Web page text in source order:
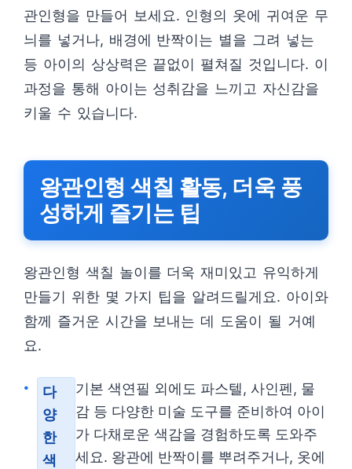
관인형을 만들어 보세요. 인형의 옷에 귀여운 무
늬를 넣거나, 배경에 반짝이는 별을 그려 넣는
등 아이의 상상력은 끝없이 펼쳐질 것입니다. 이
과정을 통해 아이는 성취감을 느끼고 자신감을
키울 수 있습니다.
왕관인형 색칠 활동, 더욱 풍
성하게 즐기는 팁
왕관인형 색칠 놀이를 더욱 재미있고 유익하게
만들기 위한 몇 가지 팁을 알려드릴게요. 아이와
함께 즐거운 시간을 보내는 데 도움이 될 거예
요.
다
양
한
색
기본 색연필 외에도 파스텔, 사인펜, 물
감 등 다양한 미술 도구를 준비하여 아이
가 다채로운 색감을 경험하도록 도와주
세요. 왕관에 반짝이를 뿌려주거나, 옷에